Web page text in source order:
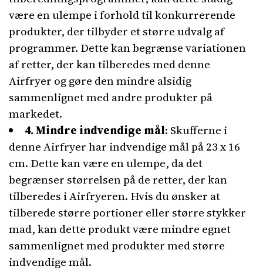
være en ulempe i forhold til konkurrerende
produkter, der tilbyder et større udvalg af
programmer. Dette kan begrænse variationen
af retter, der kan tilberedes med denne
Airfryer og gøre den mindre alsidig
sammenlignet med andre produkter på
markedet.
4. Mindre indvendige mål: Skufferne i
denne Airfryer har indvendige mål på 23 x 16
cm. Dette kan være en ulempe, da det
begrænser størrelsen på de retter, der kan
tilberedes i Airfryeren. Hvis du ønsker at
tilberede større portioner eller større stykker
mad, kan dette produkt være mindre egnet
sammenlignet med produkter med større
indvendige mål.